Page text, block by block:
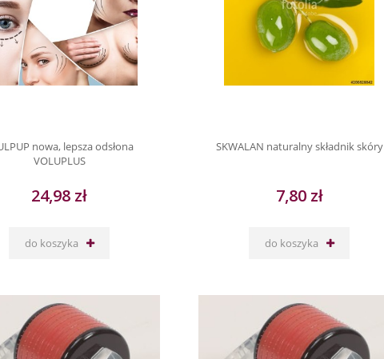
nowa, lepsza odsłona
VOLUPLUS
24,98 zł
do koszyka
SKWALAN naturalny składnik skóry
7,80 zł
do koszyka